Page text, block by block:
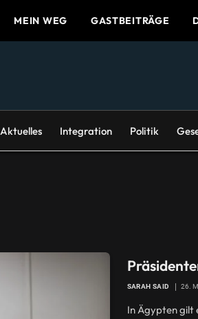
MEIN WEG GASTBEITRÄGE
Aktuelles Integration Politik
SARAH SAID 26.
In Ägypten gilt